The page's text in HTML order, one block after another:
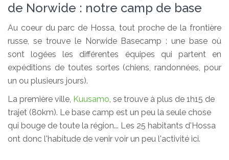
de Norwide : notre camp de base
Au coeur du parc de Hossa, tout proche de la frontière
russe, se trouve le Norwide Basecamp : une base où
sont logées les différentes équipes qui partent en
expéditions de toutes sortes (chiens, randonnées, pour
un ou plusieurs jours).
La première ville, Kuusamo, se trouve à plus de 1h15 de
trajet (80km). Le base camp est un peu la seule chose
qui bouge de toute la région... Les 25 habitants d'Hossa
ont donc l'habitude de venir voir un peu l'activité ici.